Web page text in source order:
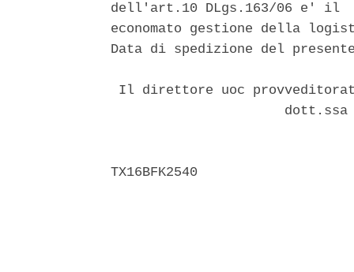
dell'art.10 DLgs.163/06 e' il
economato gestione della
Data di spedizione del
Il direttore uoc